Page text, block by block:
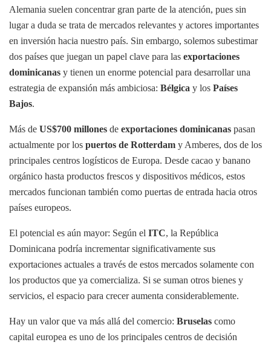
Alemania suelen concentrar gran parte de la atención, pues sin
lugar a duda se trata de mercados relevantes y actores importantes
en inversión hacia nuestro país. Sin embargo, solemos subestimar
dos países que juegan un papel clave para las exportaciones
dominicanas y tienen un enorme potencial para desarrollar una
estrategia de expansión más ambiciosa: Bélgica y los Países
Bajos.
Más de US$700 millones de exportaciones dominicanas pasan
actualmente por los puertos de Rotterdam y Amberes, dos de los
principales centros logísticos de Europa. Desde cacao y banano
orgánico hasta productos frescos y dispositivos médicos, estos
mercados funcionan también como puertas de entrada hacia otros
países europeos.
El potencial es aún mayor: Según el ITC, la República
Dominicana podría incrementar significativamente sus
exportaciones actuales a través de estos mercados solamente con
los productos que ya comercializa. Si se suman otros bienes y
servicios, el espacio para crecer aumenta considerablemente.
Hay un valor que va más allá del comercio: Bruselas como
capital europea es uno de los principales centros de decisión